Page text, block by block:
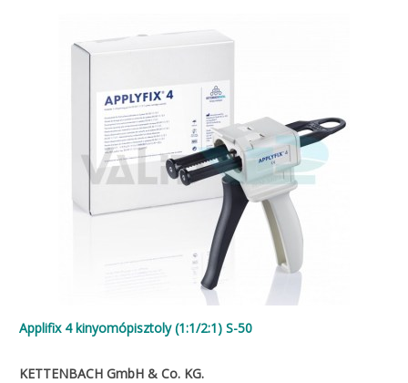
Applifix 4 kinyomópisztoly (1:1/2:1) S-50
KETTENBACH GmbH & Co. KG.